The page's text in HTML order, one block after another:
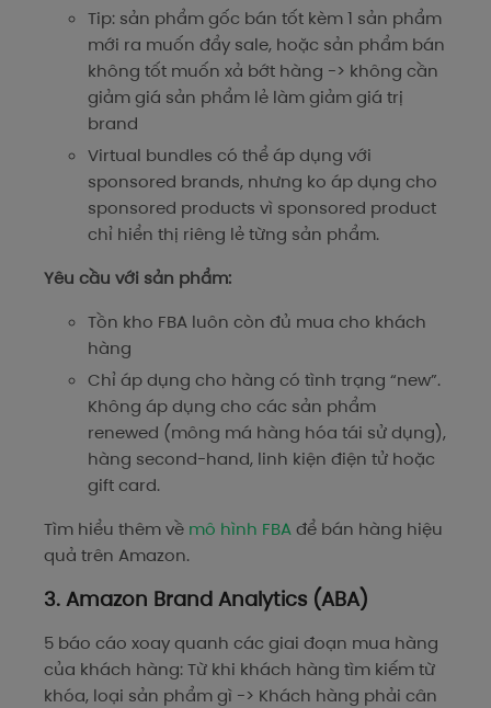
Tip: sản phẩm gốc bán tốt kèm 1 sản phẩm
mới ra muốn đẩy sale, hoặc sản phẩm bán
không tốt muốn xả bớt hàng -> không cần
giảm giá sản phẩm lẻ làm giảm giá trị
brand
Virtual bundles có thể áp dụng với
sponsored brands, nhưng ko áp dụng cho
sponsored products vì sponsored product
chỉ hiển thị riêng lẻ từng sản phẩm.
Yêu cầu với sản phẩm:
Tồn kho FBA luôn còn đủ mua cho khách
hàng
Chỉ áp dụng cho hàng có tình trạng “new”.
Không áp dụng cho các sản phẩm
renewed (mông má hàng hóa tái sử dụng),
hàng second-hand, linh kiện điện tử hoặc
gift card.
Tìm hiểu thêm về mô hình FBAđể bán hàng hiệu
quả trên Amazon.
3. Amazon Brand Analytics (ABA)
5 báo cáo xoay quanh các giai đoạn mua hàng
của khách hàng: Từ khi khách hàng tìm kiếm từ
khóa, loại sản phẩm gì -> Khách hàng phải cân